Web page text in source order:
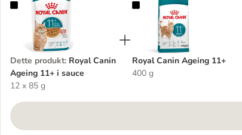
Royal Canin Ageing 11+ i sauce
Dette produkt: Royal Canin
Ageing 11+ i sauce
12 x 85 g
Royal Canin Ageing 11+
Royal Canin Ageing 11+
400 g